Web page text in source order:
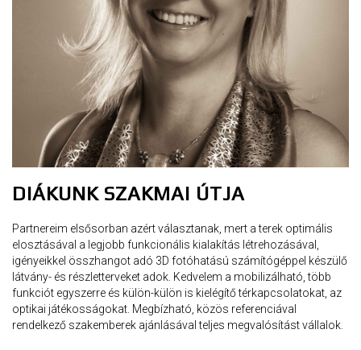
DIÁKUNK SZAKMAI ÚTJA
Partnereim elsősorban azért választanak, mert a terek optimális
elosztásával a legjobb funkcionális kialakítás létrehozásával,
igényeikkel összhangot adó 3D fotóhatású számítógéppel készülő
látvány- és részletterveket adok. Kedvelem a mobilizálható, több
funkciót egyszerre és külön-külön is kielégítő térkapcsolatokat, az
optikai játékosságokat. Megbízható, közös referenciával
rendelkező szakemberek ajánlásával teljes megvalósítást vállalok.